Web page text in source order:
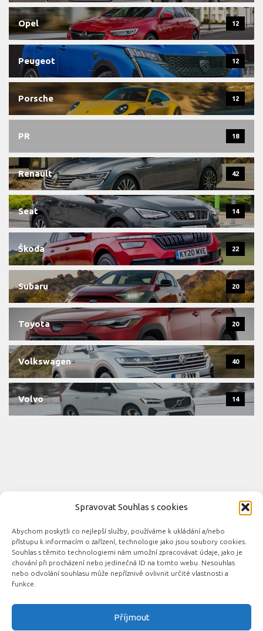
Spravovat Souhlas s cookies
Abychom poskytli co nejlepší služby, používáme k ukládání a/nebo
přístupu k informacím o zařízení, technologie jako jsou soubory cookies.
Souhlas s těmito technologiemi nám umožní zpracovávat údaje, jako je
chování při procházení nebo jedinečná ID na tomto webu. Nesouhlas
nebo odvolání souhlasu může nepříznivě ovlivnit určité vlastnosti a
funkce.
Příjmout
Opel 12
Peugeot 12
Porsche 12
PR 18
Renault 42
Seat 14
Škoda 22
Subaru 20
Toyota 20
Volkswagen 40
Volvo 14
Novinky automobilového průmyslu © 2026. Všechna práva
vyhrazena.
Podporováno - Designed with the Hueman theme
Související automobilové magazíny: